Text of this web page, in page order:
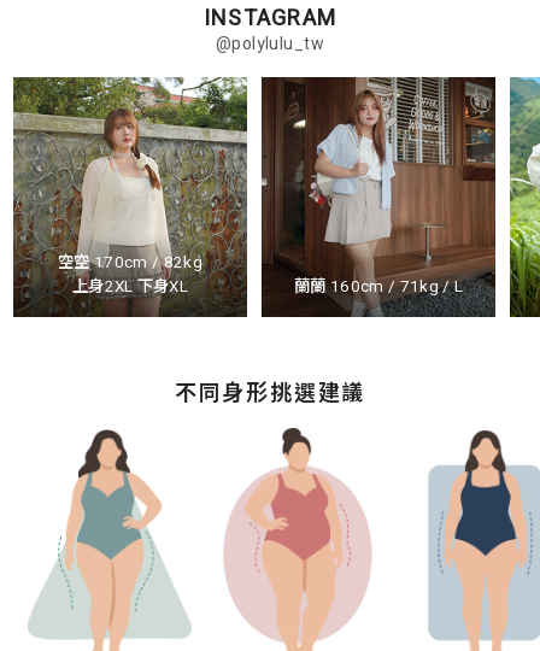
INSTAGRAM
@polylulu_tw
空空 170cm / 82kg
上身2XL 下身XL
蘭蘭 160cm / 71kg / L
不同身形挑選建議